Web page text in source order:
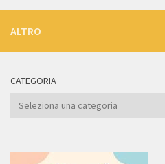
ALTRO
CATEGORIA
Categoria